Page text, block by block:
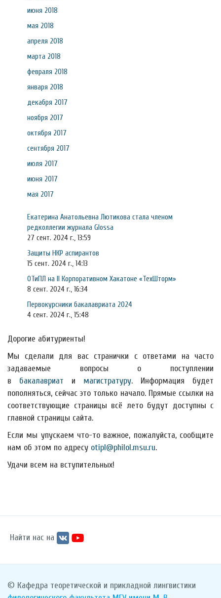
июня 2018
мая 2018
апреля 2018
марта 2018
февраля 2018
января 2018
декабря 2017
ноября 2017
октября 2017
сентября 2017
июля 2017
июня 2017
мая 2017
Екатерина Анатольевна Лютикова стала членом
редколлегии журнала Glossa
27 сент. 2024 г., 13:59
Защиты НКР аспирантов
15 сент. 2024 г., 14:13
ОТиПЛ на II Корпоративном Хакатоне «ТехШторм»
8 сент. 2024 г., 16:34
Первокурсники бакалавриата 2024
4 сент. 2024 г., 15:48
Дорогие абитуриенты!
Мы сделали для вас странички с ответами на часто
задаваемые вопросы о поступлении
в бакалавриат и магистратуру. Информация будет
пополняться, сейчас это только начало. Прямые ссылки на
соответствующие страницы всё лето будут доступны с
главной страницы сайта.
Если мы упускаем что-то важное, пожалуйста, сообщите
нам об этом по адресу otipl@philol.msu.ru.
Удачи всем на вступительных!
Найти нас на
© Кафедра теоретической и прикладной лингвистики